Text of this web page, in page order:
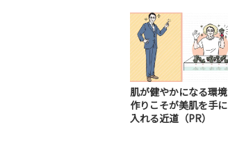
肌が健やかになる環境
作りこそが美肌を手に
入れる近道（PR）